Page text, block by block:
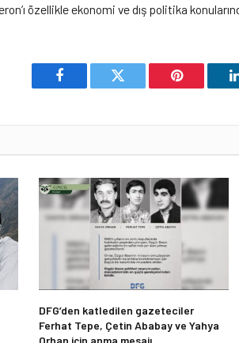
özellikle ekonomi ve dış politika
Facebook Twitter Pinterest
DFG’den katledilen gazeteciler
Ferhat Tepe, Çetin Ababay ve Yahya
Orhan için anma mesajı